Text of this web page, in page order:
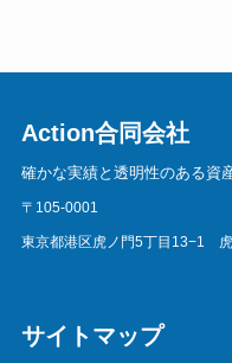
Action合同会社
確かな実績と透明性のある資
〒105-0001
東京都港区虎ノ門5丁目13−1
サイトマップ